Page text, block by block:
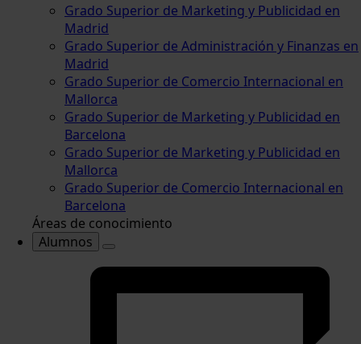
Grado Superior de Marketing y Publicidad en
Madrid
Grado Superior de Administración y Finanzas en
Madrid
Grado Superior de Comercio Internacional en
Mallorca
Grado Superior de Marketing y Publicidad en
Barcelona
Grado Superior de Marketing y Publicidad en
Mallorca
Grado Superior de Comercio Internacional en
Barcelona
Áreas de conocimiento
Alumnos